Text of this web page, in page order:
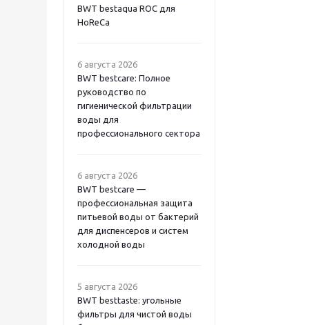
BWT bestaqua ROC для
HoReCa
6 августа 2026
BWT bestcare: Полное
руководство по
гигиенической фильтрации
воды для
профессионального сектора
6 августа 2026
BWT bestcare —
профессиональная защита
питьевой воды от бактерий
для диспенсеров и систем
холодной воды
5 августа 2026
BWT besttaste: угольные
фильтры для чистой воды